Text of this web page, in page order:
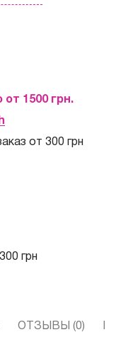
от 1500 грн.
от 300 грн
грн
ОТЗЫВЫ (0)